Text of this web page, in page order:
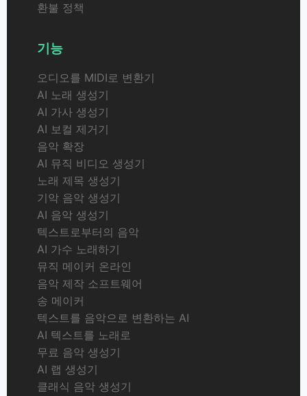
환불 정책
기능
오디오를 MIDI로 변환기
AI 노래 생성기
AI 가사 생성기
AI 보컬 제거기
음악 확장
AI 뮤직 비디오 생성기
노래 제목 생성기
기악 음악 생성기
AI 음악 생성기
텍스트로부터의 음악
AI 가수 노래하기
뮤직 메이커 온라인
음악 제작 소프트웨어
송 메이커
텍스트를 음악으로 변환하는 AI
AI 텍스트를 노래로
무료 음악 생성기
AI 랩 생성기
클래식 음악 생성기